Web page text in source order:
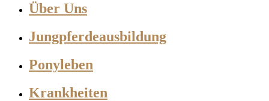
Über Uns
Jungpferdeausbildung
Ponyleben
Krankheiten